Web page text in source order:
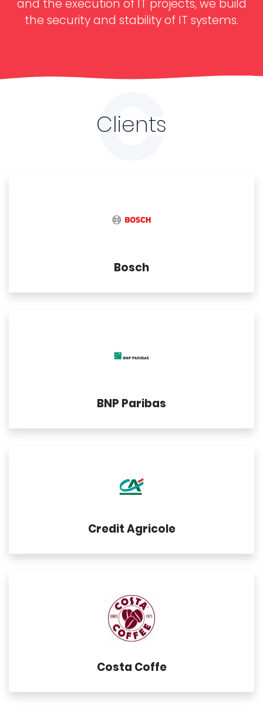
and the execution of IT projects, we build
the security and stability of IT systems.
C
Clients
Bosch
BNP Paribas
Credit Agricole
Costa Coffe